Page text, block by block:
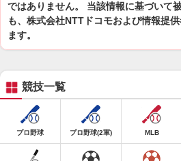
ではありません。 当該情報に基づいて
も、株式会社NTTドコモおよび情報提
ます。
競技一覧
プロ野球 プロ野球(2軍) MLB